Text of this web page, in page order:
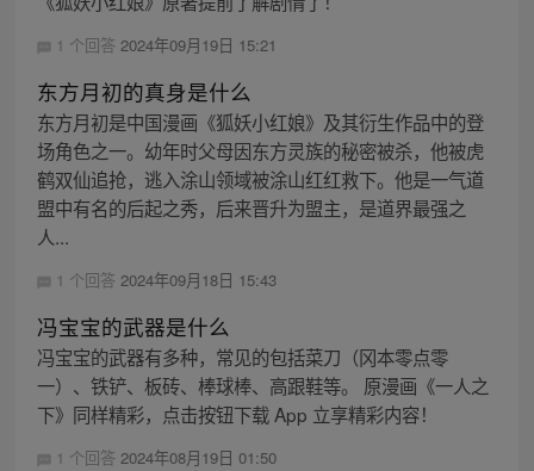
1 个回答 2024年09月19日 15:21
东方月初的真身是什么
东方月初是中国漫画《狐妖小红娘》及其衍生作品中的登
场角色之一。幼年时父母因东方灵族的秘密被杀，他被虎
鹤双仙追抢，逃入涂山领域被涂山红红救下。他是一气道
盟中有名的后起之秀，后来晋升为盟主，是道界最强之
人...
1 个回答 2024年09月18日 15:43
冯宝宝的武器是什么
冯宝宝的武器有多种，常见的包括菜刀（冈本零点零
一）、铁铲、板砖、棒球棒、高跟鞋等。 原漫画《一人之
下》同样精彩，点击按钮下载 App 立享精彩内容！
1 个回答 2024年08月19日 01:50